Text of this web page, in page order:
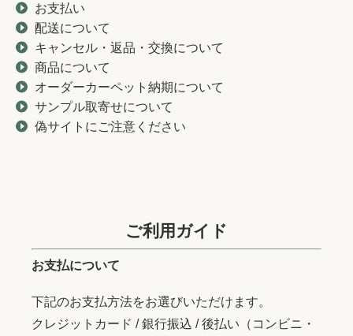
お支払い
配送について
キャンセル・返品・交換について
商品について
オーダーカーペット納期について
サンプル取寄せについて
偽サイトにご注意ください
ご利用ガイド
お支払について
下記のお支払方法をお選びいただけます。
クレジットカード / 銀行振込 / 後払い（コンビニ・